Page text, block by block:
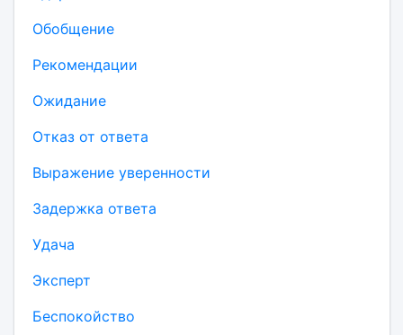
Обобщение
Рекомендации
Ожидание
Отказ от ответа
Выражение уверенности
Задержка ответа
Удача
Эксперт
Беспокойство